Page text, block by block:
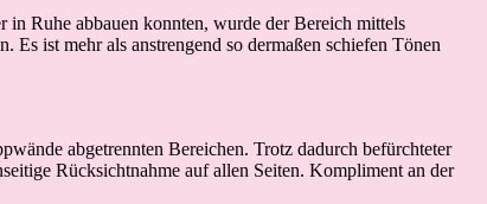
Ruhe abbauen konnten, wurde der Bereich mittels
ist mehr als anstrengend so dermaßen schiefen Tönen
abgetrennten Bereichen. Trotz dadurch befürchteter
Rücksichtnahme auf allen Seiten. Kompliment an der